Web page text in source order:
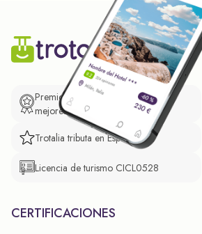
Premio de El Confidencial a las
mejores prácticas empresariales.
Trotalia tributa en España
Licencia de turismo CICL0528
CERTIFICACIONES